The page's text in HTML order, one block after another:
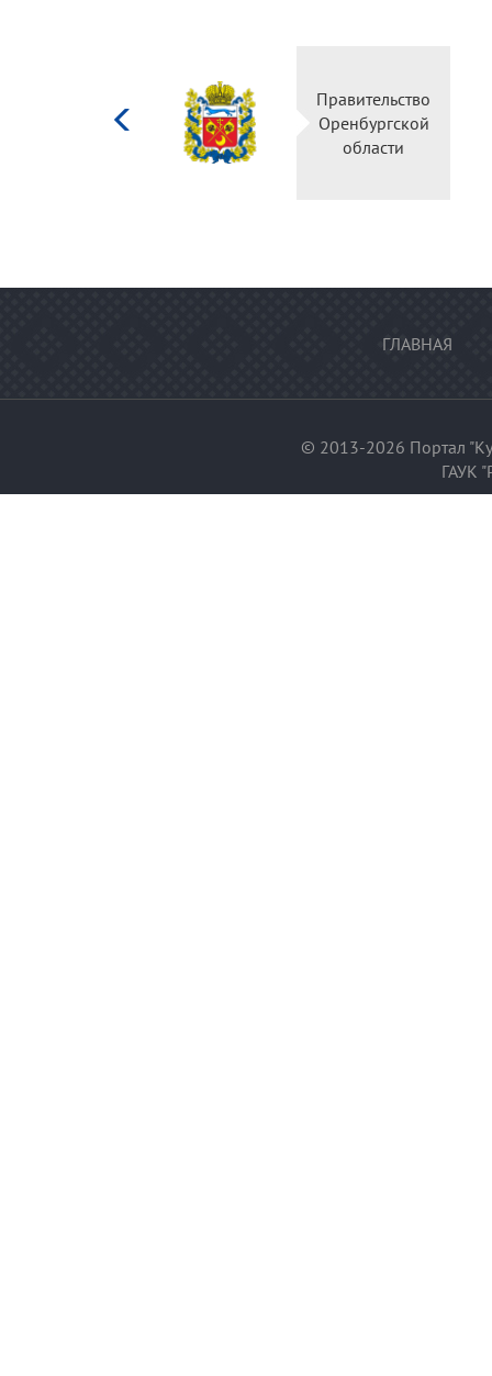
Правительство
Оренбургской
области
ГЛАВНАЯ
© 2013-2026 Портал
ГАУК